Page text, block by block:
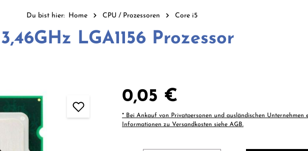
Du bist hier: Home CPU / Prozessoren Core i5
LGA1156 Prozessor
Regulärer Preis:
0,05 €
* Bei Ankauf von Privatpersonen und ausländischen Unternehmen
Informationen zu Versandkosten siehe AGB.